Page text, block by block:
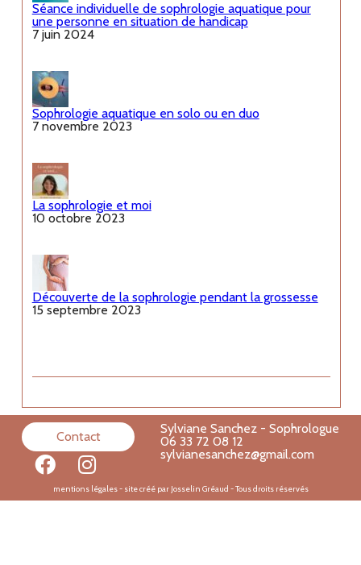
Séance individuelle de sophrologie aquatique pour
une personne en situation de handicap
7 juin 2024
Sophrologie aquatique en solo ou en duo
7 novembre 2023
La sophrologie et moi
10 octobre 2023
Découverte de la sophrologie pendant la grossesse
15 septembre 2023
Contact
Sylviane Sanchez - Sophrologue
06 33 72 08 12
sylvianesanchez@gmail.com
mentions légales- site créé par Josselin Gréaud - Tous droits réservés